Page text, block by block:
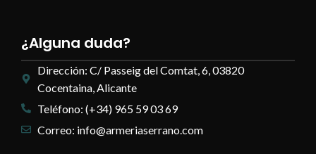
¿Alguna duda?
Dirección: C/ Passeig del Comtat, 6, 03820
Cocentaina, Alicante
Teléfono: (+34) 965 59 03 69
Correo: info@armeriaserrano.com